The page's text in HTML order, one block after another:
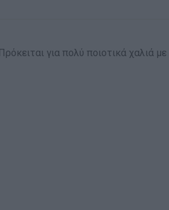
για πολύ ποιοτικά χαλιά